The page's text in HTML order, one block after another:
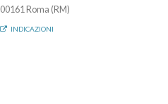
00161 Roma (RM)
INDICAZIONI